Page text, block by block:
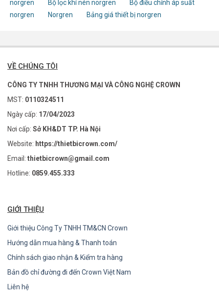
norgren
Bộ lọc khí nén norgren
Bộ điều chỉnh áp suất
norgren
Norgren Bảng giá thiết bị norgren
VỀ CHÚNG TÔI
CÔNG TY TNHH THƯƠNG MẠI VÀ CÔNG NGHỆ CROWN
MST: 0110324511
Ngày cấp: 17/04/2023
Nơi cấp: Sở KH&DT TP. Hà Nội
Website: https://thietbicrown.com/
Email: thietbicrown@gmail.com
Hotline: 0859.455.333
GIỚI THIỆU
Giới thiệu Công Ty TNHH TM&CN Crown
Hướng dẫn mua hàng & Thanh toán
Chính sách giao nhận & Kiểm tra hàng
Bản đồ chỉ đường đi đến Crown Việt Nam
Liên hệ